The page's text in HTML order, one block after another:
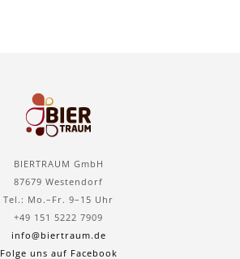
BIERTRAUM GmbH
87679 Westendorf
Tel.: Mo.–Fr. 9–15 Uhr
+49 151 5222 7909
info@biertraum.de
Folge uns auf Facebook